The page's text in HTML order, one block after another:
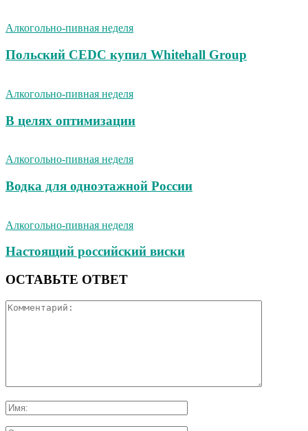
Алкогольно-пивная неделя
Польский CEDC купил Whitehall Group
Алкогольно-пивная неделя
В целях оптимизации
Алкогольно-пивная неделя
Водка для одноэтажной России
Алкогольно-пивная неделя
Настоящий российский виски
ОСТАВЬТЕ ОТВЕТ